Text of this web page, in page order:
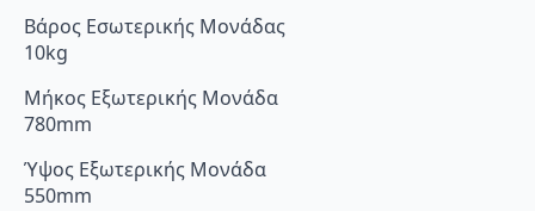
Βάρος Εσωτερικής Μονάδας
10kg
Μήκος Εξωτερικής Μονάδα
780mm
Ύψος Εξωτερικής Μονάδα
550mm